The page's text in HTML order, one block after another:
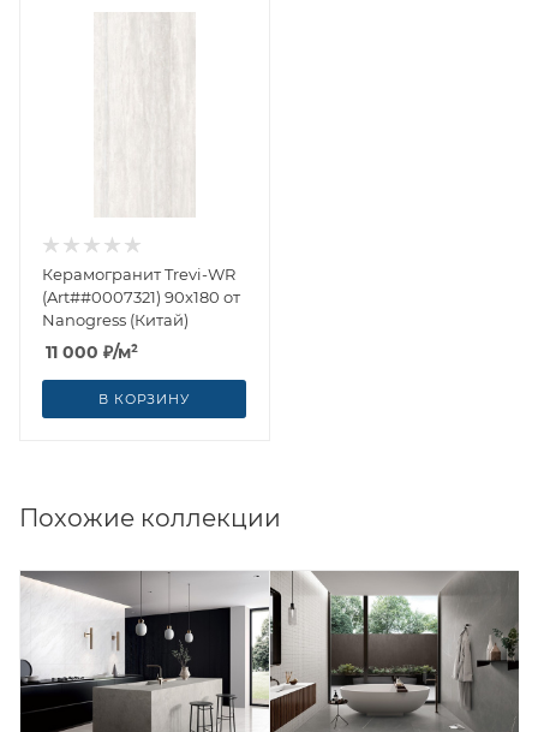
Керамогранит Trevi-WR
(Art##0007321) 90x180 от
Nanogress (Китай)
11 000 ₽/м²
В КОРЗИНУ
Похожие коллекции